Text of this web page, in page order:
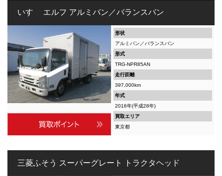
いすゞ エルフ アルミバン／バランスバン
形状
アルミバン／バランスバン
形式
TRG-NPR85AN
走行距離
397,000km
年式
2016年(平成28年)
買取エリア
東京都
三菱ふそう スーパーグレート トラクタヘッド